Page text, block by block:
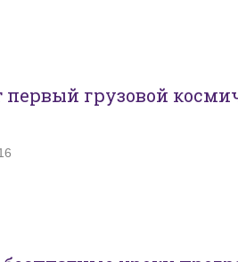
первый грузовой